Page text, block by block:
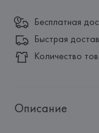
Бесплатная
Быстрая
Количество
Описание